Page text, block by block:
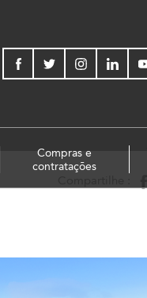
Compras e
contratações